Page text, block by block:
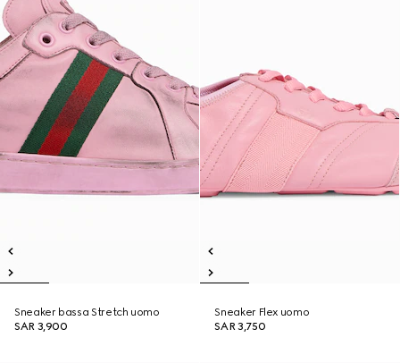
Sneaker bassa Stretch uomo
SAR 3,900
Sneaker Flex uomo
SAR 3,750